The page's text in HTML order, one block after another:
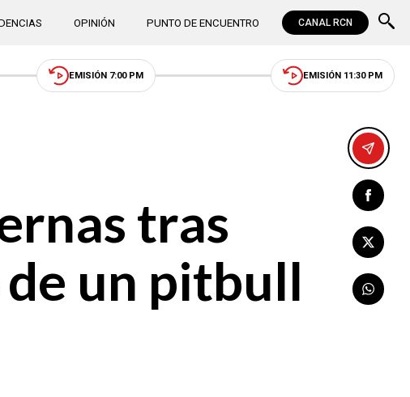
OPINIÓN PUNTO DE ENCUENTRO CANAL RCN
EMISIÓN 7:00 PM EMISIÓN 11:30 PM
tras
un pitbull